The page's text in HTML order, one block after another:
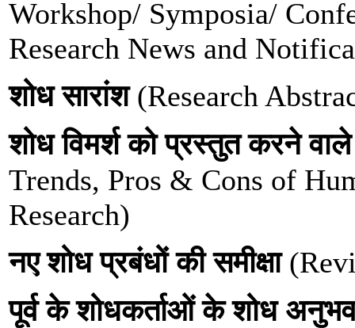
Workshop/ Symposia/
Research News and
शोध सारांश(Research
शोध विमर्श को प्रस्तुत करने
Trends, Pros & Cons of
Research)
नए शोध प्रबंधों की समीक्षा
पूर्व के शोधकर्ताओं के शोध